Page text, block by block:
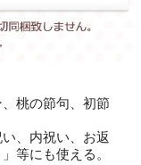
桃の節句、初節
、内祝い、お返
等にも使える。